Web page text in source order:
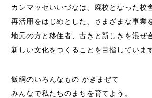
カンマッセいいづなは、廃校となった校
再活用をはじめとした、さまざまな事業
地元の方と移住者、古きと新しきを混ぜ
新しい文化をつくることを目指していま
飯綱のいろんなもの かきまぜて
みんなで私たちのまちを育てよう。